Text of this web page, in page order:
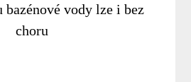
vody lze i bez
choru